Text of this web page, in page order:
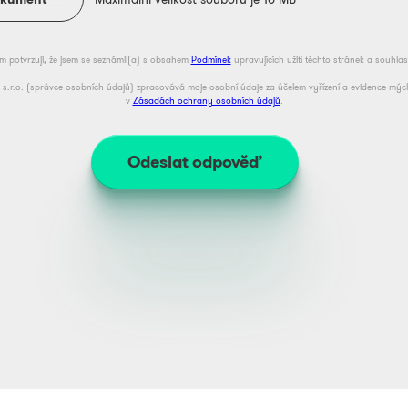
potvrzuji, že jsem se seznámil(a) s obsahem Podmínekupravujících užití těchto stránek a
s.r.o. (správce osobních údajů) zpracovává moje osobní údaje za účelem vyřízení a evidence
v Zásadách ochrany osobních údajů.